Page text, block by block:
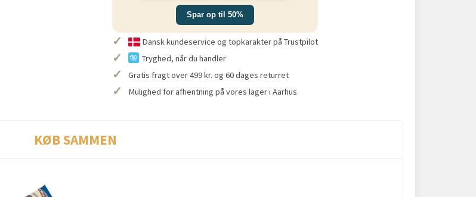
Spar op til 50%
✓ Dansk kundeservice og topkarakter på Trustpilot
✓ Tryghed, når du handler
✓ Gratis fragt over 499 kr. og 60 dages returret
✓ Mulighed for afhentning på vores lager i Aarhus
KØB SAMMEN